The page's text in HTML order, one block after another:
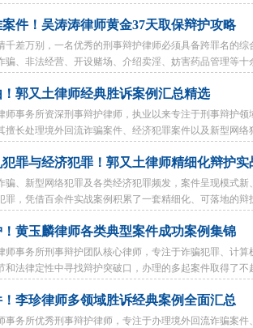
件！吴涛涛律师黄金37天取保辩护攻略
千差万别，一名优秀的刑事辩护律师必须具备跨罪名的
骗、非法经营、开设赌场、介绍卖淫、妨害药品管理等
郭又土律师经典胜诉案例汇总精选
师事务所资深刑事辩护律师，执业以来专注于刑事辩护
擅长处理境外回流诈骗案件、经济犯罪案件以及新型网
罪与经济犯罪！郭又土律师精细化辩护实
骗、新型网络犯罪及各类经济犯罪频发，案件呈现模式
罪，凭借百余件实战案例积累了一套精细化、可落地的
黄玉麟律师各类典型案件成功案例集锦
师事务所刑事辩护团队核心律师，专注于诈骗犯罪、计
和法律定性中寻找辩护突破口，办理的多起案件取得了
李珍律师多领域胜诉经典案例全面汇总
事务所优秀刑事辩护律师，专注于办理境外回流诈骗案